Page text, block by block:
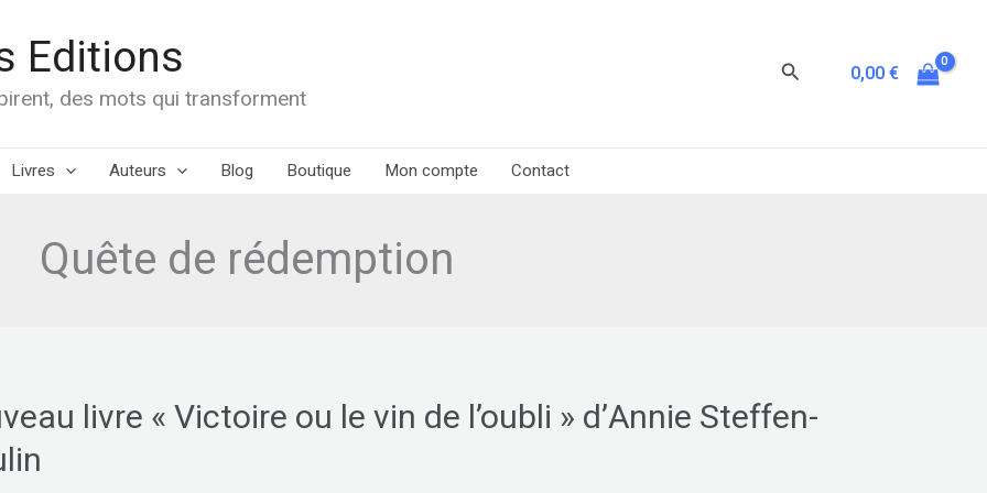
Editions
des mots qui transforment
Rechercher
0,00€
Livres Auteurs Blog Boutique Mon compte Contact
Quête de rédemption
livre « Victoire ou le vin de l’oubli » d’Annie Steffen-